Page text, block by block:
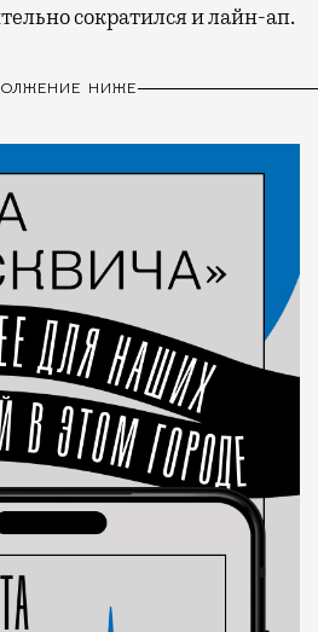
сократился и лайн-ап.
НИЖЕ